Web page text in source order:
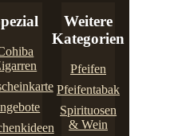
Weitere
Kategorien
Pfeifen
Pfeifentabak
Spirituosen
& Wein